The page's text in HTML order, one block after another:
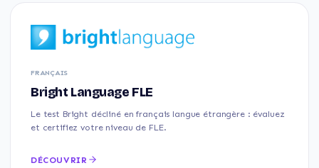
FRANÇAIS
Bright Language FLE
Le test Bright décliné en français langue étrangère : évaluez
et certifiez votre niveau de FLE.
DÉCOUVRIR